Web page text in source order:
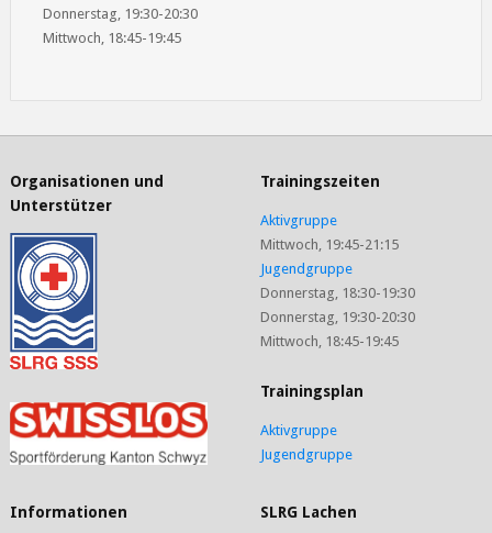
Donnerstag, 19:30-20:30
Mittwoch, 18:45-19:45
Organisationen und
Unterstützer
Trainingszeiten
Aktivgruppe
Mittwoch, 19:45-21:15
Jugendgruppe
Donnerstag, 18:30-19:30
Donnerstag, 19:30-20:30
Mittwoch, 18:45-19:45
Trainingsplan
Aktivgruppe
Jugendgruppe
Informationen SLRG Lachen